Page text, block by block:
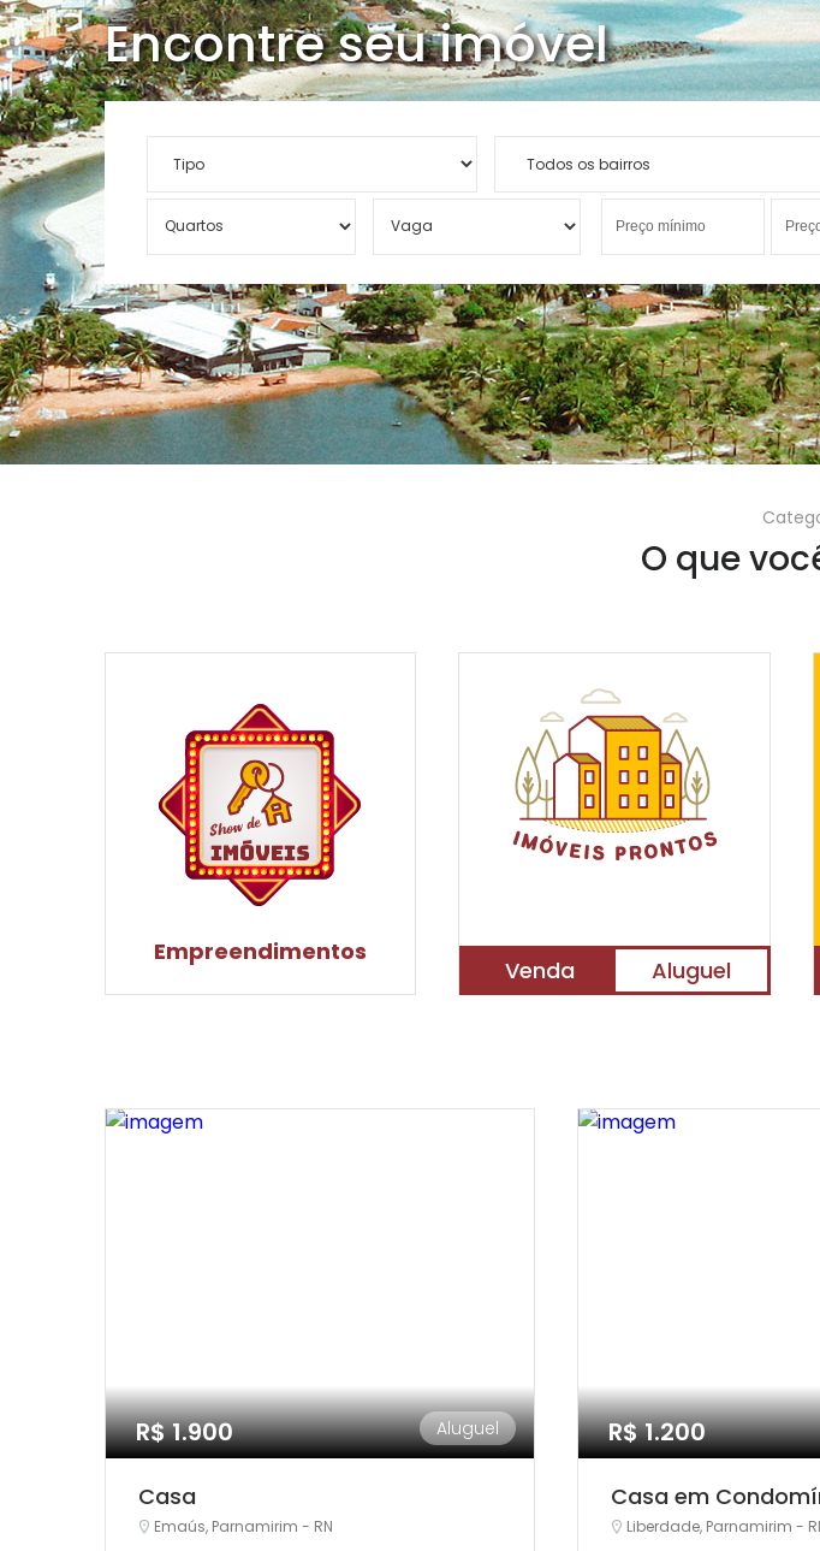
Encontre seu imóvel
O que
Empreendimentos
Venda Aluguel
R$ 1.900 Aluguel
Casa
Emaús, Parnamirim - RN
R$ 1.200
Casa em
Liberdade, Parnamirim -